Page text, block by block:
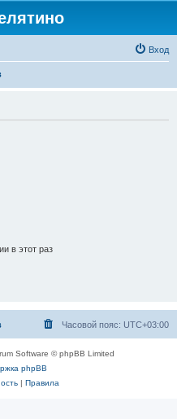
Вход
в этот раз
Часовой пояс: UTC+03:00
Software © phpBB Limited
phpBB
| Правила